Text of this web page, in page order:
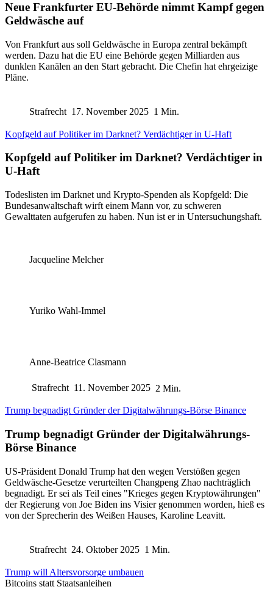
Neue Frankfurter EU-Behörde nimmt Kampf gegen
Geldwäsche auf
Von Frankfurt aus soll Geldwäsche in Europa zentral bekämpft
werden. Dazu hat die EU eine Behörde gegen Milliarden aus
dunklen Kanälen an den Start gebracht. Die Chefin hat ehrgeizige
Pläne.
Strafrecht 17. November 2025 1 Min.
Kopfgeld auf Politiker im Darknet? Verdächtiger in U-Haft
Kopfgeld auf Politiker im Darknet? Verdächtiger in
U-Haft
Todeslisten im Darknet und Krypto-Spenden als Kopfgeld: Die
Bundesanwaltschaft wirft einem Mann vor, zu schweren
Gewalttaten aufgerufen zu haben. Nun ist er in Untersuchungshaft.
Jacqueline Melcher
Yuriko Wahl-Immel
Anne-Beatrice Clasmann
Strafrecht 11. November 2025 2 Min.
Trump begnadigt Gründer der Digitalwährungs-Börse Binance
Trump begnadigt Gründer der Digitalwährungs-
Börse Binance
US-Präsident Donald Trump hat den wegen Verstößen gegen
Geldwäsche-Gesetze verurteilten Changpeng Zhao nachträglich
begnadigt. Er sei als Teil eines "Krieges gegen Kryptowährungen"
der Regierung von Joe Biden ins Visier genommen worden, hieß es
von der Sprecherin des Weißen Hauses, Karoline Leavitt.
Strafrecht 24. Oktober 2025 1 Min.
Trump will Altersvorsorge umbauen
Bitcoins statt Staatsanleihen